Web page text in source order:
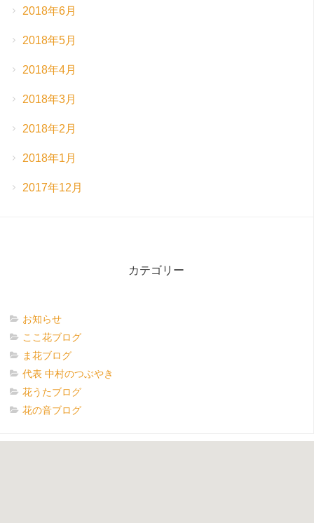
2018年6月
2018年5月
2018年4月
2018年3月
2018年2月
2018年1月
2017年12月
カテゴリー
お知らせ
ここ花ブログ
ま花ブログ
代表 中村のつぶやき
花うたブログ
花の音ブログ